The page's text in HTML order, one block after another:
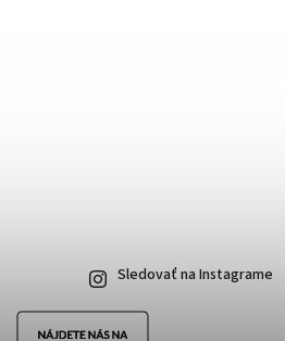
Sledovať na Instagrame